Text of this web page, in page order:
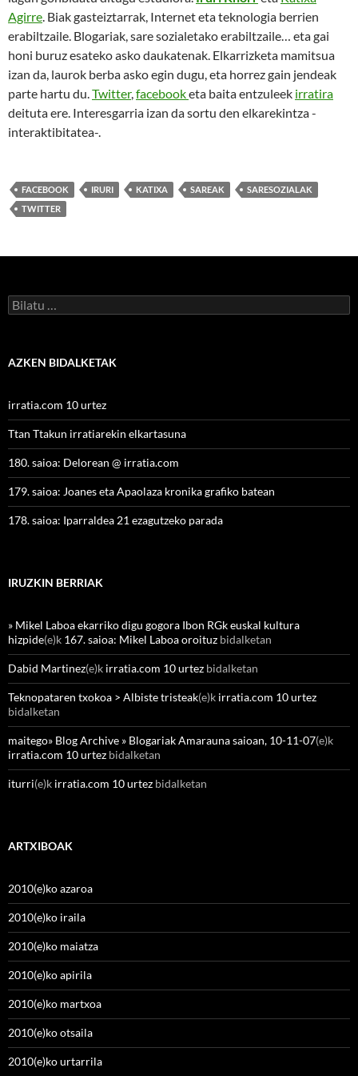
Agirre. Biak gasteiztarrak, Internet eta teknologia berrien
erabiltzaile. Blogariak, sare sozialetako erabiltzaile… eta gai
honi buruz esateko asko daukatenak. Elkarrizketa mamitsua
izan da, laurok berba asko egin dugu, eta horrez gain jendeak
parte hartu du.Twitter,facebooketa baita entzuleek irratira
deituta ere. Interesgarria izan da sortu den elkarekintza -
interaktibitatea-.
FACEBOOK IRURI KATIXA SAREAK
SARESOZIALAK
TWITTER
Bilatu:
AZKEN BIDALKETAK
irratia.com 10 urtez
Ttan Ttakun irratiarekin elkartasuna
180. saioa: Delorean @ irratia.com
179. saioa: Joanes eta Apaolaza kronika grafiko batean
178. saioa: Iparraldea 21 ezagutzeko parada
IRUZKIN BERRIAK
» Mikel Laboa ekarriko digu gogora Ibon RGk euskal kultura
hizpide(e)k 167. saioa: Mikel Laboa oroituz bidalketan
Dabid Martinez(e)k irratia.com 10 urtez bidalketan
Teknopataren txokoa > Albiste tristeak(e)k irratia.com 10 urtez
bidalketan
maitego» Blog Archive » Blogariak Amarauna saioan, 10-11-07(e)k
irratia.com 10 urtez bidalketan
iturri(e)k irratia.com 10 urtez bidalketan
ARTXIBOAK
2010(e)ko azaroa
2010(e)ko iraila
2010(e)ko maiatza
2010(e)ko apirila
2010(e)ko martxoa
2010(e)ko otsaila
2010(e)ko urtarrila